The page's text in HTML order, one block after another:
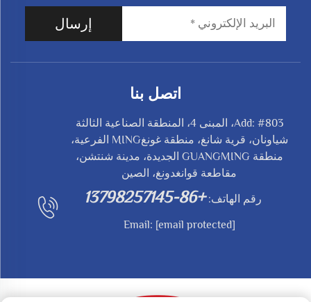
إرسال
اتصل بنا
Add: #803، المبنى 4، المنطقة الصناعية الثالثة
شياونان، قرية شانغ، منطقة غونغMING الفرعية،
منطقة GUANGMING الجديدة، مدينة شنتشن،
مقاطعة قوانغدونغ، الصين
رقم الهاتف: +86-13798257145
Email: [email protected]